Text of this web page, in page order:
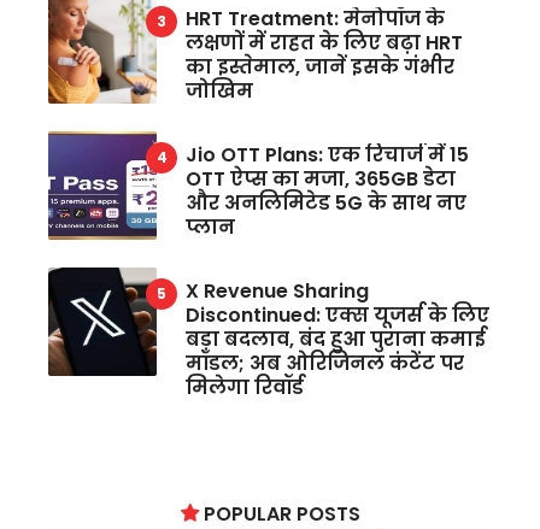
HRT Treatment: मेनोपॉज के
लक्षणों में राहत के लिए बढ़ा HRT
का इस्तेमाल, जानें इसके गंभीर
जोखिम
Jio OTT Plans: एक रिचार्ज में 15
OTT ऐप्स का मजा, 365GB डेटा
और अनलिमिटेड 5G के साथ नए
प्लान
X Revenue Sharing
Discontinued: एक्स यूजर्स के लिए
बड़ा बदलाव, बंद हुआ पुराना कमाई
मॉडल; अब ओरिजिनल कंटेंट पर
मिलेगा रिवॉर्ड
POPULAR POSTS